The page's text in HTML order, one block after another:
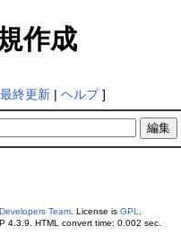
作成
最終更新| ヘルプ]
Team. License is GPL
4.3.9. HTML convert time: 0.002 sec.